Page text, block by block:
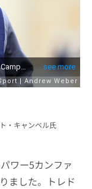
・キャンベル氏
ワー5カンファ
ました。トレド